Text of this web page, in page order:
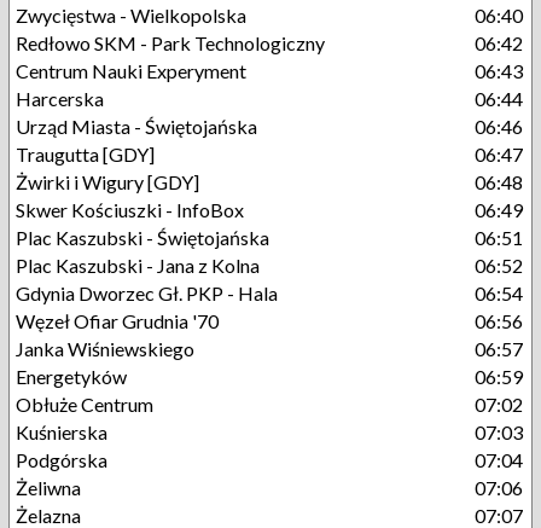
Zwycięstwa - Wielkopolska
06:40
Redłowo SKM - Park Technologiczny
06:42
Centrum Nauki Experyment
06:43
Harcerska
06:44
Urząd Miasta - Świętojańska
06:46
Traugutta [GDY]
06:47
Żwirki i Wigury [GDY]
06:48
Skwer Kościuszki - InfoBox
06:49
Plac Kaszubski - Świętojańska
06:51
Plac Kaszubski - Jana z Kolna
06:52
Gdynia Dworzec Gł. PKP - Hala
06:54
Węzeł Ofiar Grudnia '70
06:56
Janka Wiśniewskiego
06:57
Energetyków
06:59
Obłuże Centrum
07:02
Kuśnierska
07:03
Podgórska
07:04
Żeliwna
07:06
Żelazna
07:07